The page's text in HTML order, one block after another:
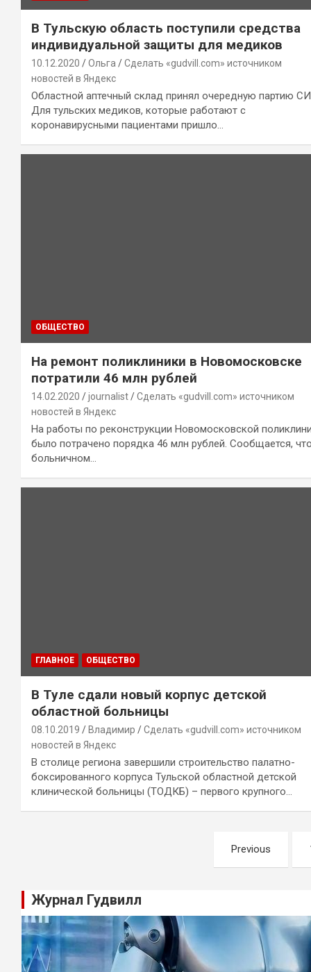
В Тульскую область поступили средства
индивидуальной защиты для медиков
10.12.2020 Ольга
Сделать «gudvill.com» источником
новостей в Яндекс
Областной аптечный склад принял очередную партию
Для тульских медиков, которые работают с
коронавирусными пациентами пришло…
ОБЩЕСТВО
На ремонт поликлиники в Новомосковске
потратили 46 млн рублей
14.02.2020 journalist
Сделать «gudvill.com» источником
новостей в Яндекс
На работы по реконструкции Новомосковской
было потрачено порядка 46 млн рублей. Сообщается,
больничном…
ГЛАВНОЕ ОБЩЕСТВО
В Туле сдали новый корпус детской
областной больницы
08.10.2019 Владимир
Сделать «gudvill.com» источником
новостей в Яндекс
В столице региона завершили строительство палатно-
боксированного корпуса Тульской областной детской
клинической больницы (ТОДКБ) – первого крупного…
записям
Previous
Журнал Гудвилл